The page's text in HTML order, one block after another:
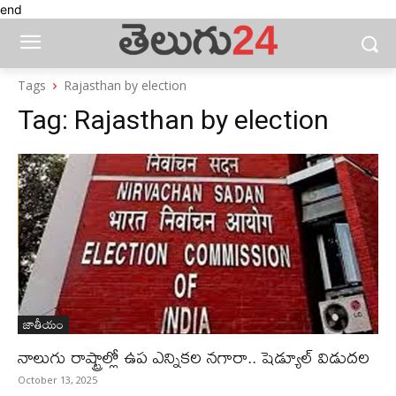
end
Tags Rajasthan by election
Tag: Rajasthan by election
జాతీయం
నాలుగు రాష్ట్రాల్లో ఉప ఎన్నికల నగారా.. షెడ్యూల్ విడుదల
October 13, 2025